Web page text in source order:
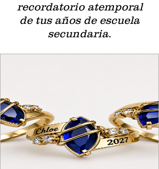
recordatorio atemporal
de tus años de escuela
secundaria.